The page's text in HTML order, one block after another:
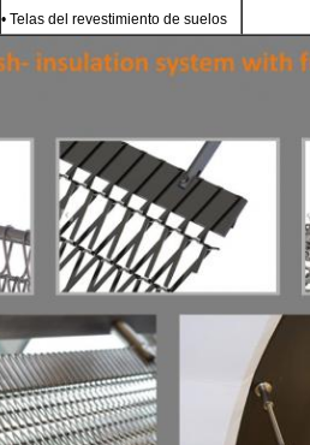
• Telas del revestimiento de suelos